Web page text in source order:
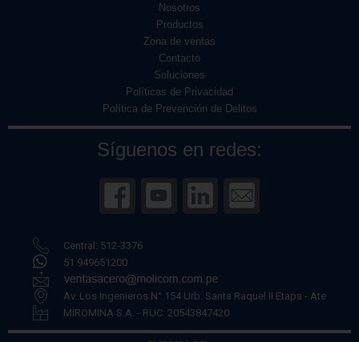
Nosotros
Productos
Zona de ventas
Contacto
Soluciones
Políticas de Privacidad
Política de Prevención de Delitos
Síguenos en redes:
Central: 512-3376
51 949651200
Av. Los Ingenieros N° 154 Urb. Santa Raquel II Etapa - Ate
MIROMINA S.A. - RUC: 20543847420